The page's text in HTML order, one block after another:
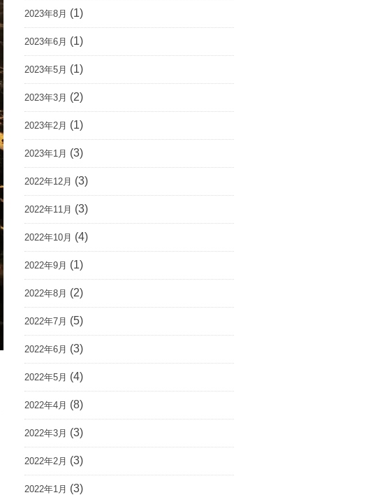
2023年8月 (1)
2023年6月 (1)
2023年5月 (1)
2023年3月 (2)
2023年2月 (1)
2023年1月 (3)
2022年12月 (3)
2022年11月 (3)
2022年10月 (4)
2022年9月 (1)
2022年8月 (2)
2022年7月 (5)
2022年6月 (3)
2022年5月 (4)
2022年4月 (8)
2022年3月 (3)
2022年2月 (3)
2022年1月 (3)